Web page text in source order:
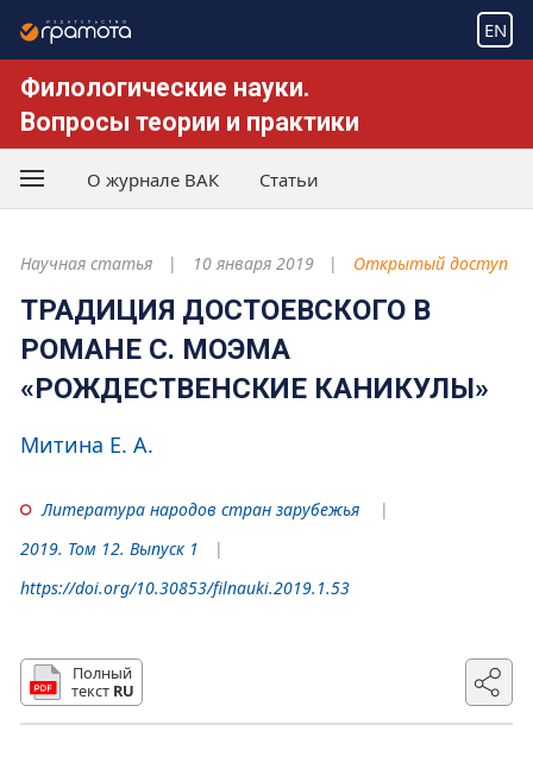
EN
Филологические науки.
Вопросы теории и практики
О журнале ВАК Статьи
Научная статья 10 января 2019 Открытый доступ
ТРАДИЦИЯ ДОСТОЕВСКОГО В
РОМАНЕ С. МОЭМА
«РОЖДЕСТВЕНСКИЕ КАНИКУЛЫ»
Митина Е. А.
Литература народов стран зарубежья
2019. Том 12. Выпуск 1
https://doi.org/10.30853/filnauki.2019.1.53
Полный
текст RU